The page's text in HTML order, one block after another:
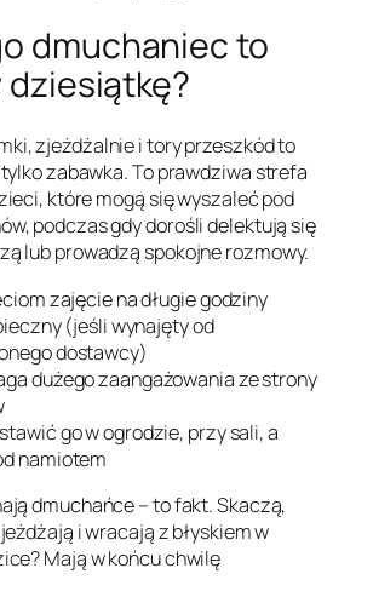
dmuchaniec to
dziesiątkę?
zjeżdżalnie i tory przeszkód to
zabawka. To prawdziwa strefa
które mogą się wyszaleć pod
podczas gdy dorośli delektują się
lub prowadzą spokojne rozmowy.
zajęcie na długie godziny
(jeśli wynajęty od
dostawcy)
dużego zaangażowania ze strony
go w ogrodzie, przy sali, a
namiotem
dmuchańce – to fakt. Skaczą,
i wracają z błyskiem w
Mają w końcu chwilę